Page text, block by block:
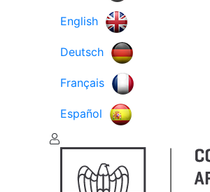
English
Deutsch
Français
Español